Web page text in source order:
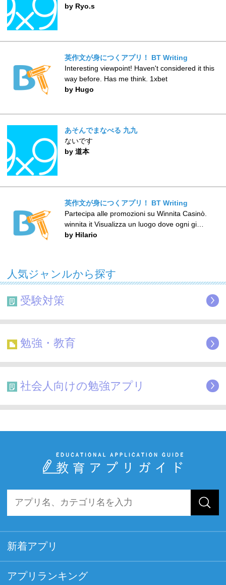
by Ryo.s
英作文が身につくアプリ！ BT Writing
Interesting viewpoint! Haven't considered it this
way before. Has me think. 1xbet
by Hugo
あそんでまなべる 九九
ないです
by 道本
英作文が身につくアプリ！ BT Writing
Partecipa alle promozioni su Winnita Casinò.
winnita it Visualizza un luogo dove ogni gi…
by Hilario
人気ジャンルから探す
受験対策
勉強・教育
社会人向けの勉強アプリ
新着アプリ
アプリランキング